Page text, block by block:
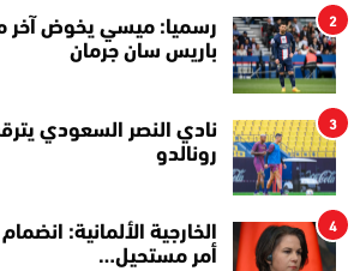
2
رسميا: ميسي يخوض آخر
باريس سان جرمان
3
نادي النصر السعودي
رونالدو
4
الخارجية الألمانية: انضمام
أمر مستحيل…